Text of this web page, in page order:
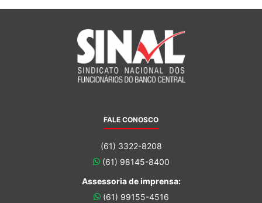
FALE CONOSCO
(61) 3322-8208
(61) 98145-8400
Assessoria de imprensa:
(61) 99155-4516